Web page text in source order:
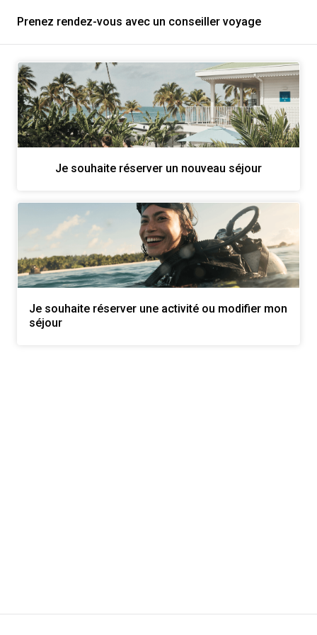
Prenez rendez-vous avec un conseiller voyage
Je souhaite réserver un nouveau séjour
Je souhaite réserver une activité ou modifier mon
séjour